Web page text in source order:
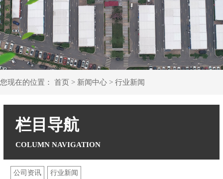
您现在的位置： 首页 > 新闻中心 > 行业新闻
栏目导航
公司资讯 行业新闻